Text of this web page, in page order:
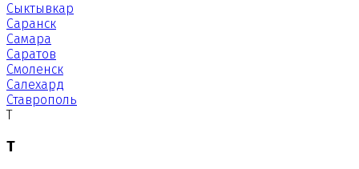
Сыктывкар
Саранск
Самара
Саратов
Смоленск
Салехард
Ставрополь
Т
Т